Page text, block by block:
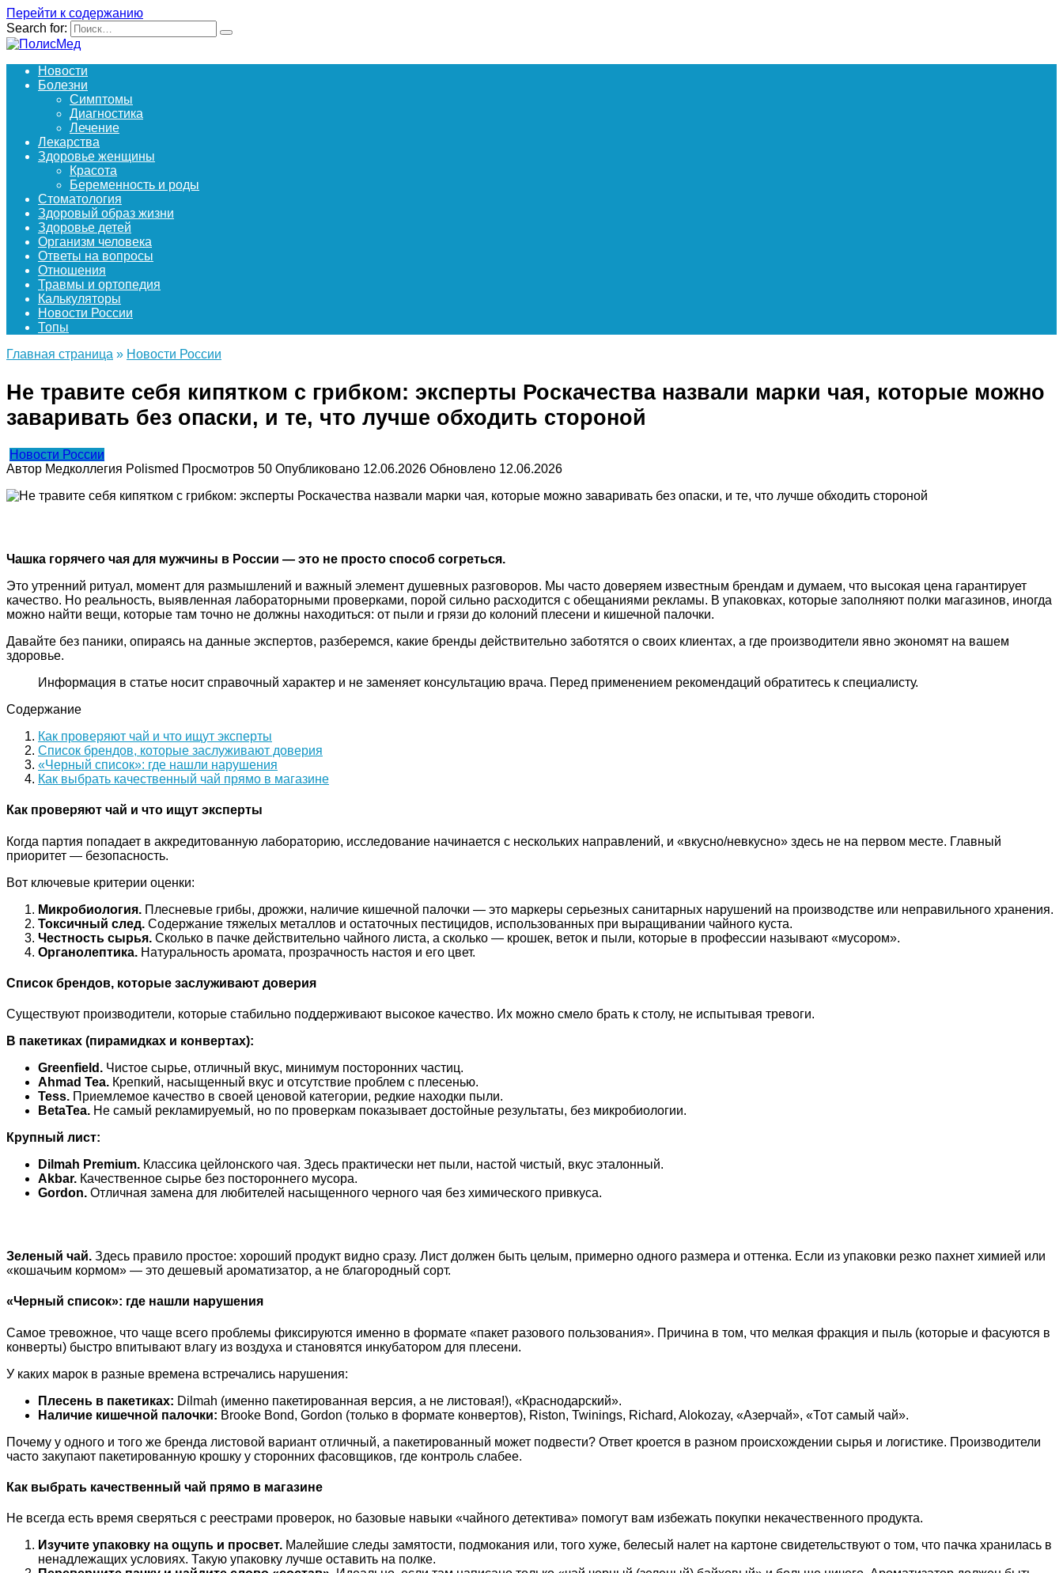
Перейти к содержанию
Search for:
Новости
Болезни
Симптомы
Диагностика
Лечение
Лекарства
Здоровье женщины
Красота
Беременность и роды
Стоматология
Здоровый образ жизни
Здоровье детей
Организм человека
Ответы на вопросы
Отношения
Травмы и ортопедия
Калькуляторы
Новости России
Топы
Главная страница » Новости России
Не травите себя кипятком с грибком: эксперты Роскачества назвали марки чая, которые можно
заваривать без опаски, и те, что лучше обходить стороной
Новости России
Автор Медколлегия Polismed Просмотров 50 Опубликовано 12.06.2026 Обновлено 12.06.2026
Чашка горячего чая для мужчины в России — это не просто способ согреться.
Это утренний ритуал, момент для размышлений и важный элемент душевных разговоров. Мы часто доверяем известным брендам и думаем, что высокая цена гарантирует
качество. Но реальность, выявленная лабораторными проверками, порой сильно расходится с обещаниями рекламы. В упаковках, которые заполняют полки магазинов, иногда
можно найти вещи, которые там точно не должны находиться: от пыли и грязи до колоний плесени и кишечной палочки.
Давайте без паники, опираясь на данные экспертов, разберемся, какие бренды действительно заботятся о своих клиентах, а где производители явно экономят на вашем
здоровье.
Информация в статье носит справочный характер и не заменяет консультацию врача. Перед применением рекомендаций обратитесь к специалисту.
Содержание
Как проверяют чай и что ищут эксперты
Список брендов, которые заслуживают доверия
«Черный список»: где нашли нарушения
Как выбрать качественный чай прямо в магазине
Как проверяют чай и что ищут эксперты
Когда партия попадает в аккредитованную лабораторию, исследование начинается с нескольких направлений, и «вкусно/невкусно» здесь не на первом месте. Главный
приоритет — безопасность.
Вот ключевые критерии оценки:
Микробиология. Плесневые грибы, дрожжи, наличие кишечной палочки — это маркеры серьезных санитарных нарушений на производстве или неправильного хранения.
Токсичный след. Содержание тяжелых металлов и остаточных пестицидов, использованных при выращивании чайного куста.
Честность сырья. Сколько в пачке действительно чайного листа, а сколько — крошек, веток и пыли, которые в профессии называют «мусором».
Органолептика. Натуральность аромата, прозрачность настоя и его цвет.
Список брендов, которые заслуживают доверия
Существуют производители, которые стабильно поддерживают высокое качество. Их можно смело брать к столу, не испытывая тревоги.
В пакетиках (пирамидках и конвертах):
Greenfield. Чистое сырье, отличный вкус, минимум посторонних частиц.
Ahmad Tea. Крепкий, насыщенный вкус и отсутствие проблем с плесенью.
Tess. Приемлемое качество в своей ценовой категории, редкие находки пыли.
BetaTea. Не самый рекламируемый, но по проверкам показывает достойные результаты, без микробиологии.
Крупный лист:
Dilmah Premium. Классика цейлонского чая. Здесь практически нет пыли, настой чистый, вкус эталонный.
Akbar. Качественное сырье без постороннего мусора.
Gordon. Отличная замена для любителей насыщенного черного чая без химического привкуса.
Зеленый чай. Здесь правило простое: хороший продукт видно сразу. Лист должен быть целым, примерно одного размера и оттенка. Если из упаковки резко пахнет химией или
«кошачьим кормом» — это дешевый ароматизатор, а не благородный сорт.
«Черный список»: где нашли нарушения
Самое тревожное, что чаще всего проблемы фиксируются именно в формате «пакет разового пользования». Причина в том, что мелкая фракция и пыль (которые и фасуются в
конверты) быстро впитывают влагу из воздуха и становятся инкубатором для плесени.
У каких марок в разные времена встречались нарушения:
Плесень в пакетиках: Dilmah (именно пакетированная версия, а не листовая!), «Краснодарский».
Наличие кишечной палочки: Brooke Bond, Gordon (только в формате конвертов), Riston, Twinings, Richard, Alokozay, «Азерчай», «Тот самый чай».
Почему у одного и того же бренда листовой вариант отличный, а пакетированный может подвести? Ответ кроется в разном происхождении сырья и логистике. Производители
часто закупают пакетированную крошку у сторонних фасовщиков, где контроль слабее.
Как выбрать качественный чай прямо в магазине
Не всегда есть время сверяться с реестрами проверок, но базовые навыки «чайного детектива» помогут вам избежать покупки некачественного продукта.
Изучите упаковку на ощупь и просвет. Малейшие следы замятости, подмокания или, того хуже, белесый налет на картоне свидетельствуют о том, что пачка хранилась в
ненадлежащих условиях. Такую упаковку лучше оставить на полке.